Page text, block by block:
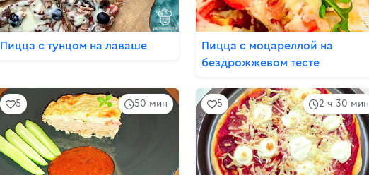
Пицца с тунцом на лаваше
Пицца с моцареллой на
бездрожжевом тесте
50 мин
5 2 ч 30 мин
5